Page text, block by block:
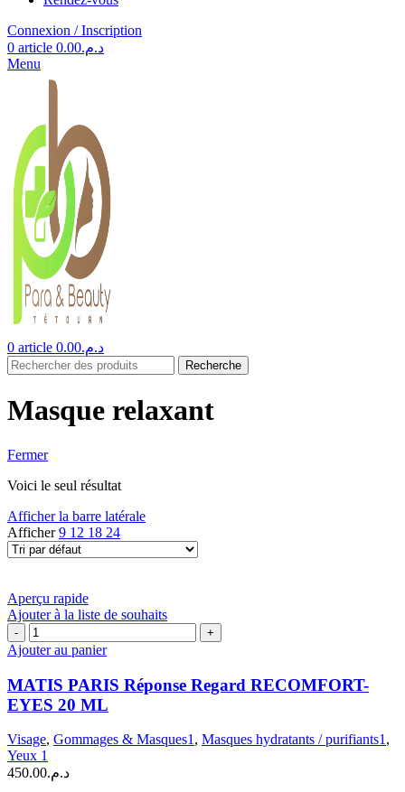
Connexion / Inscription
0 article د.م.0.00
Menu
0 article د.م.0.00
Recherche
Masque relaxant
Fermer
Voici le seul résultat
Afficher la barre latérale
Afficher9 12 18 24
Aperçu rapide
Ajouter à la liste de souhaits
quantité
de
PARIS
Réponse
Regard
EYES
20
ML
Ajouter au panier
MATIS PARIS Réponse Regard RECOMFORT-
EYES 20 ML
Visage, Gommages & Masques1 , Masques hydratants / purifiants1 ,
Yeux 1
د.م.450.00